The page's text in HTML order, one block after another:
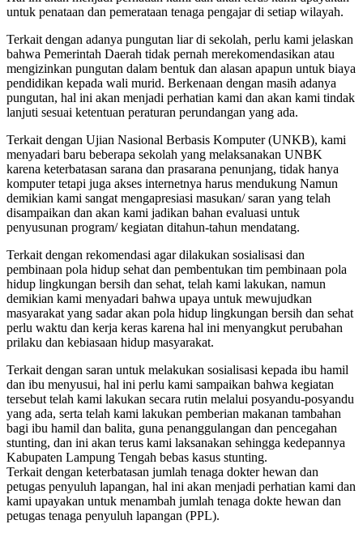
untuk penataan dan pemerataan tenaga pengajar di setiap wilayah.
Terkait dengan adanya pungutan liar di sekolah, perlu kami jelaskan
bahwa Pemerintah Daerah tidak pernah merekomendasikan atau
mengizinkan pungutan dalam bentuk dan alasan apapun untuk biaya
pendidikan kepada wali murid. Berkenaan dengan masih adanya
pungutan, hal ini akan menjadi perhatian kami dan akan kami tindak
lanjuti sesuai ketentuan peraturan perundangan yang ada.
Terkait dengan Ujian Nasional Berbasis Komputer (UNKB), kami
menyadari baru beberapa sekolah yang melaksanakan UNBK
karena keterbatasan sarana dan prasarana penunjang, tidak hanya
komputer tetapi juga akses internetnya harus mendukung Namun
demikian kami sangat mengapresiasi masukan/ saran yang telah
disampaikan dan akan kami jadikan bahan evaluasi untuk
penyusunan program/ kegiatan ditahun-tahun mendatang.
Terkait dengan rekomendasi agar dilakukan sosialisasi dan
pembinaan pola hidup sehat dan pembentukan tim pembinaan pola
hidup lingkungan bersih dan sehat, telah kami lakukan, namun
demikian kami menyadari bahwa upaya untuk mewujudkan
masyarakat yang sadar akan pola hidup lingkungan bersih dan sehat
perlu waktu dan kerja keras karena hal ini menyangkut perubahan
prilaku dan kebiasaan hidup masyarakat.
Terkait dengan saran untuk melakukan sosialisasi kepada ibu hamil
dan ibu menyusui, hal ini perlu kami sampaikan bahwa kegiatan
tersebut telah kami lakukan secara rutin melalui posyandu-posyandu
yang ada, serta telah kami lakukan pemberian makanan tambahan
bagi ibu hamil dan balita, guna penanggulangan dan pencegahan
stunting, dan ini akan terus kami laksanakan sehingga kedepannya
Kabupaten Lampung Tengah bebas kasus stunting.
Terkait dengan keterbatasan jumlah tenaga dokter hewan dan
petugas penyuluh lapangan, hal ini akan menjadi perhatian kami dan
kami upayakan untuk menambah jumlah tenaga dokte hewan dan
petugas tenaga penyuluh lapangan (PPL).